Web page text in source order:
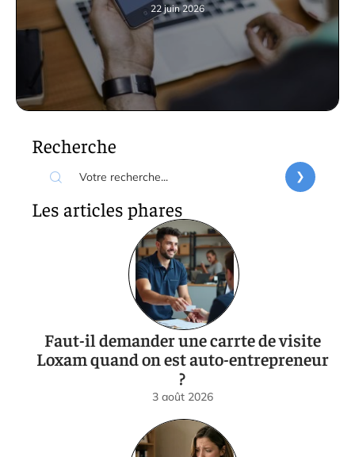
22 juin 2026
Recherche
Les articles phares
Faut-il demander une carrte de visite
Loxam quand on est auto-entrepreneur
?
3 août 2026